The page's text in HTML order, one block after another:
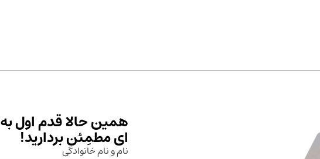
همین حالا قدم اول
ای مطمِئن بردارید!
نام و نام خانوادگی